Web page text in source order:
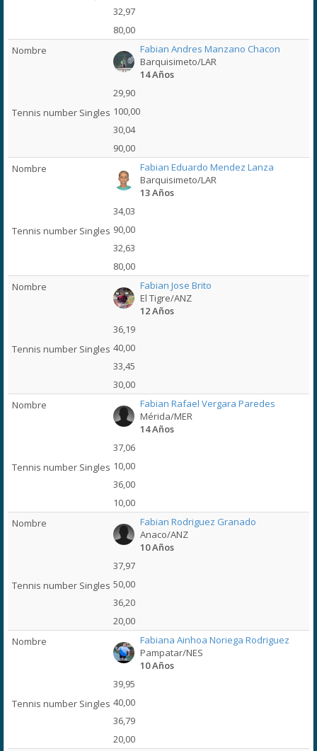
32,97
80,00
Fabian Andres Manzano Chacon
Barquisimeto/LAR
14 Años
29,90
100,00
30,04
90,00
Fabian Eduardo Mendez Lanza
Barquisimeto/LAR
13 Años
34,03
90,00
32,63
80,00
Fabian Jose Brito
El Tigre/ANZ
12 Años
36,19
40,00
33,45
30,00
Fabian Rafael Vergara Paredes
Mérida/MER
14 Años
37,06
10,00
36,00
10,00
Fabian Rodriguez Granado
Anaco/ANZ
10 Años
37,97
50,00
36,20
20,00
Fabiana Ainhoa Noriega Rodriguez
Pampatar/NES
10 Años
39,95
40,00
36,79
20,00